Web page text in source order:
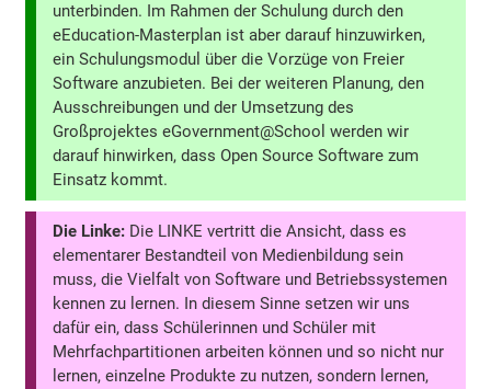
unterbinden. Im Rahmen der Schulung durch den
eEducation-Masterplan ist aber darauf hinzuwirken,
ein Schulungsmodul über die Vorzüge von Freier
Software anzubieten. Bei der weiteren Planung, den
Ausschreibungen und der Umsetzung des
Großprojektes eGovernment@School werden wir
darauf hinwirken, dass Open Source Software zum
Einsatz kommt.
Die Linke: Die LINKE vertritt die Ansicht, dass es
elementarer Bestandteil von Medienbildung sein
muss, die Vielfalt von Software und Betriebssystemen
kennen zu lernen. In diesem Sinne setzen wir uns
dafür ein, dass Schülerinnen und Schüler mit
Mehrfachpartitionen arbeiten können und so nicht nur
lernen, einzelne Produkte zu nutzen, sondern lernen,